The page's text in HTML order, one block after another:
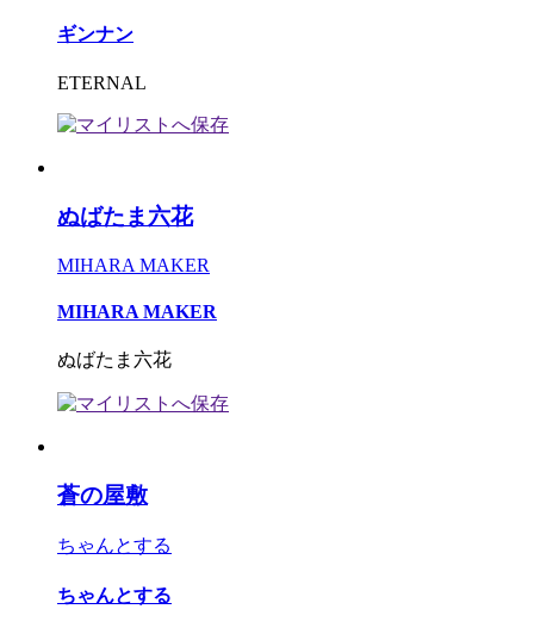
ギンナン
ETERNAL
ぬばたま六花
MIHARA MAKER
MIHARA MAKER
ぬばたま六花
蒼の屋敷
ちゃんとする
ちゃんとする